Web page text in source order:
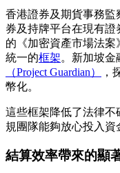
香港證券及期貨事務監
券及持牌平台在現有
的《加密資產市場法案
統一的框架。新加坡金
（Project Guardian）
，
幣化。
這些框架降低了法律
規團隊能夠放心投入資
結算效率帶來的顯